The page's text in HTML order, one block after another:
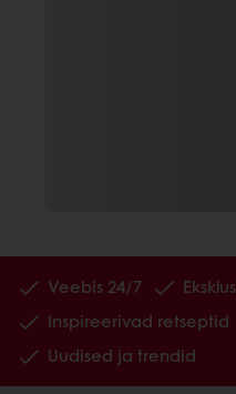
Veebis 24/7
Inspireerivad retseptid
Uudised ja trendid